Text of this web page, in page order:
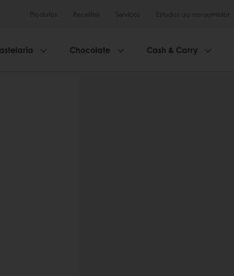
Produtos Receitas Serviços Estudos ao consumidor
Chocolate Cash & Carry